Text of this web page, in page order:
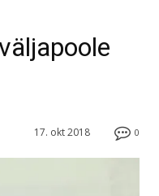
0
17. okt 2018